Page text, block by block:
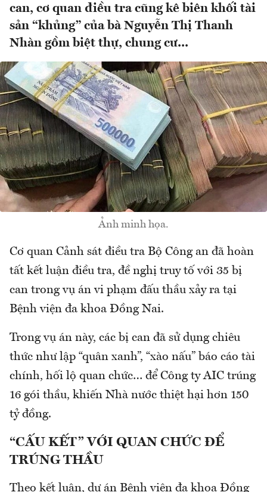
can, cơ quan điều tra cũng kê biên khối tài
sản “khủng” của bà Nguyễn Thị Thanh
Nhàn gồm biệt thự, chung cư...
Ảnh minh họa.
Cơ quan Cảnh sát điều tra Bộ Công an đã hoàn
tất kết luận điều tra, đề nghị truy tố với 35 bị
can trong vụ án vi phạm đấu thầu xảy ra tại
Bệnh viện đa khoa Đồng Nai.
Trong vụ án này, các bị can đã sử dụng chiêu
thức như lập “quân xanh”, “xào nấu” báo cáo tài
chính, hối lộ quan chức… để Công ty AIC trúng
16 gói thầu, khiến Nhà nước thiệt hại hơn 150
tỷ đồng.
“CẤU KẾT” VỚI QUAN CHỨC ĐỂ
TRÚNG THẦU
Theo kết luận, dự án Bệnh viện đa khoa Đồng